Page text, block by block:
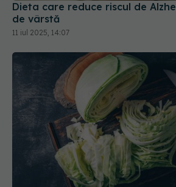
Dieta care reduce riscul de
de vârstă
11 iul 2025, 14:07